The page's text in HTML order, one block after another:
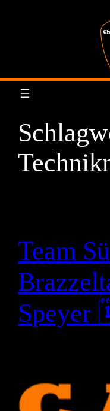
Team